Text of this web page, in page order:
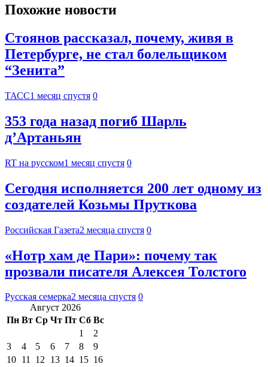
Похожие новости
Стоянов рассказал, почему, живя в
Петербурге, не стал болельщиком
“Зенита”
ТАСС1 месяц спустя 0
353 года назад погиб Шарль
д’Артаньян
RT на русском1 месяц спустя 0
Сегодня исполняется 200 лет одному из
создателей Козьмы Пруткова
Российская Газета2 месяца спустя 0
«Нотр хам де Пари»: почему так
прозвали писателя Алексея Толстого
Русская семерка2 месяца спустя 0
Август 2026
Пн Вт Ср Чт Пт Сб Вс
1
2
3
4 5 6 7 8
9
10 11 12 13 14 15 16